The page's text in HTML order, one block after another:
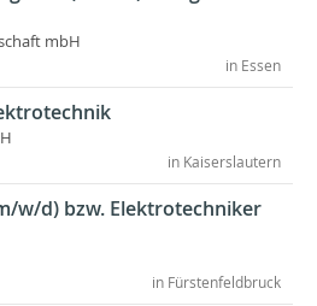
mbH
in Essen
in Kaiserslautern
w/d) bzw. Elektrotechniker
in Fürstenfeldbruck